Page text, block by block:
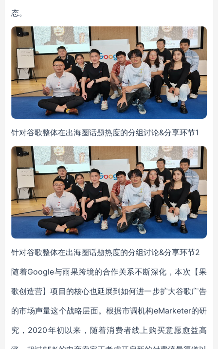
态。
针对谷歌整体在出海圈话题热度的分组讨论&分享环节1
针对谷歌整体在出海圈话题热度的分组讨论&分享环节2
随着Google与雨果跨境的合作关系不断深化，本次【果
歌创造营】项目的核心也延展到如何进一步扩大谷歌广告
的市场声量这个战略层面。根据市调机构eMarketer的研
究，2020年初以来，随着消费者线上购买意愿愈益高